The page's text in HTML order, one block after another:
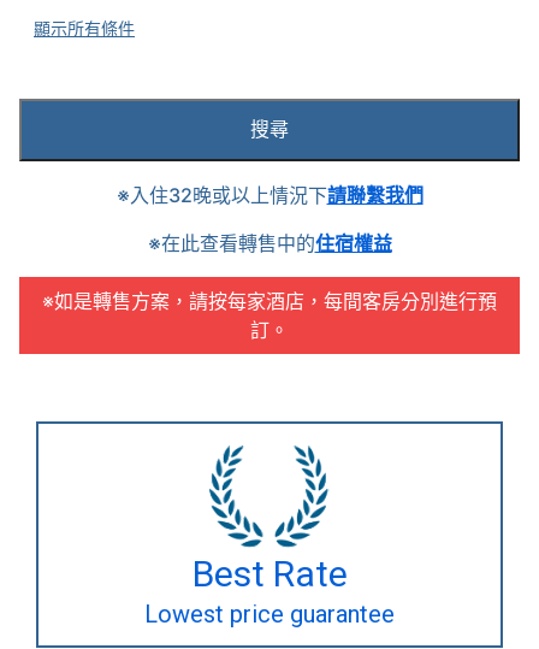
顯示所有條件
搜尋
※入住32晚或以上情況下請聯繫我們
※在此查看轉售中的住宿權益
※如是轉售方案，請按每家酒店，每間客房分別進行預
訂。
Best Rate
Lowest price guarantee